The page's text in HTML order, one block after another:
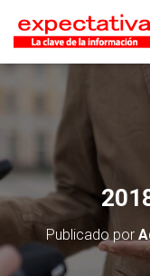
Publicado por